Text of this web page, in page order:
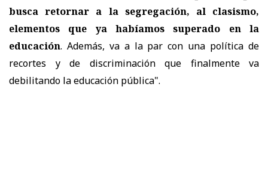
busca retornar a la segregación, al clasismo,
elementos que ya habíamos superado en la
educación. Además, va a la par con una política de
recortes y de discriminación que finalmente va
debilitando la educación pública".